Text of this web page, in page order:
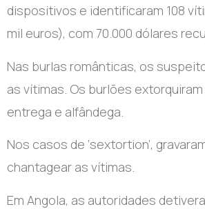
dispositivos e identificaram 108
mil euros), com 70.000 dólares
Nas burlas românticas, os
as vítimas. Os burlões
entrega e alfândega.
Nos casos de ‘sextortion’,
chantagear as vítimas.
Em Angola, as autoridades